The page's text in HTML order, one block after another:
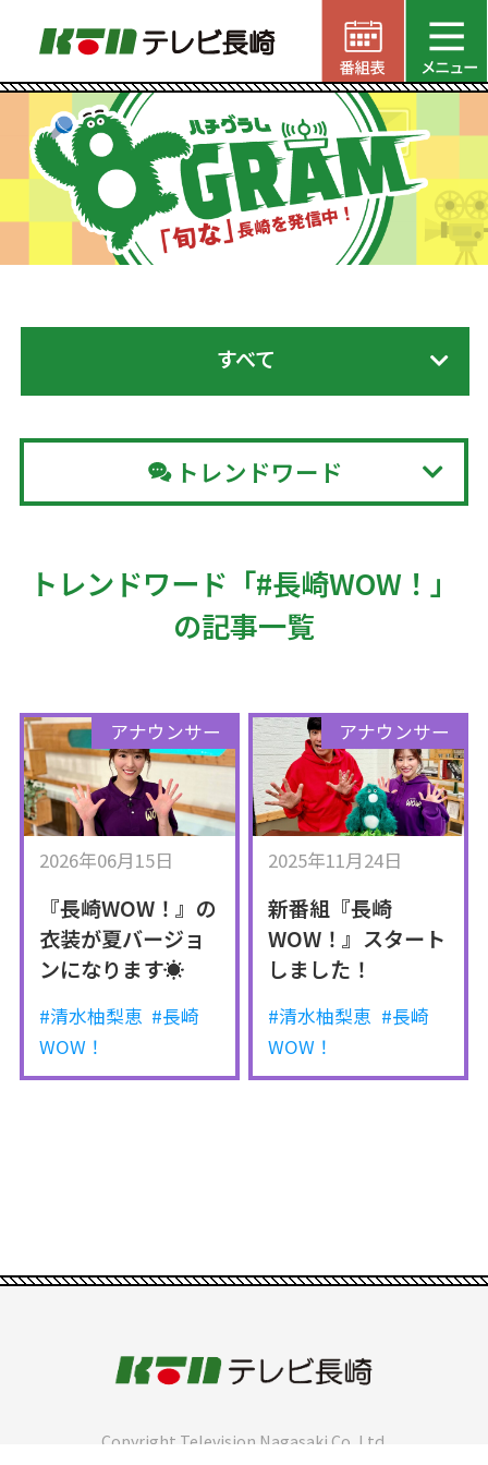
すべて
トレンドワード
トレンドワード「#長崎WOW！」
の記事一覧
2026年06月15日
『長崎WOW！』の
衣装が夏バージョ
ンになります☀️
#清水柚梨恵 #長崎
WOW！
アナウンサー
2025年11月24日
新番組『長崎
WOW！』スタート
しました！
#清水柚梨恵 #長崎
WOW！
アナウンサー
Copyright Television Nagasaki Co.,Ltd.